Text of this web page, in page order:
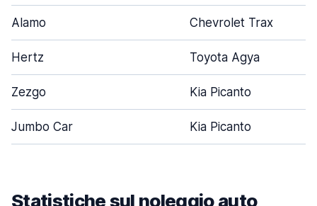
Alamo Chevrolet Trax
Hertz Toyota Agya
Zezgo Kia Picanto
Jumbo Car Kia Picanto
Statistiche sul noleggio auto